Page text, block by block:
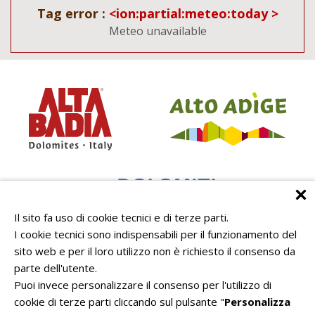
Il sito fa uso di cookie tecnici e di terze parti.
I cookie tecnici sono indispensabili per il funzionamento del
sito web e per il loro utilizzo non è richiesto il consenso da
parte dell'utente.
Puoi invece personalizzare il consenso per l'utilizzo di
cookie di terze parti cliccando sul pulsante "Personalizza
Tag error : <ion:partial:meteo:today >
Meteo unavailable